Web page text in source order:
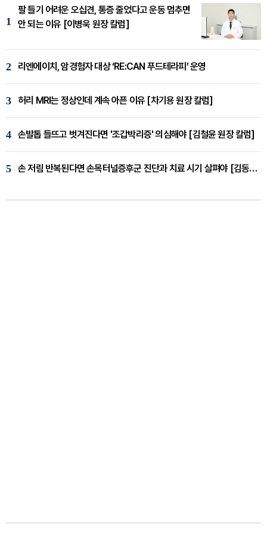
1
팔 들기 어려운 오십견, 통증 줄었다고 운동 멈추면
안 되는 이유 [이병욱 원장 칼럼]
2 리엔에이치, 암경험자 대상 ‘RE:CAN 푸드테라피’ 운영
3 허리 MRI는 정상인데 계속 아픈 이유 [차기용 원장 칼럼]
4 손발톱 들뜨고 벗겨진다면 '조갑박리증' 의심해야 [김철윤 원장 칼럼]
5 손 저림 반복된다면 손목터널증후군 진단과 치료 시기 살펴야 [김동현 원장 칼럼]